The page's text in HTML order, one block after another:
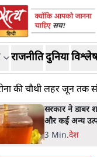
राजनीतिदुनिया
की चौथी लहर जून
'महाराष्ट्र में गैर
नामों को काटने
रोहित पवार का
4 Min.महाराष्ट्र